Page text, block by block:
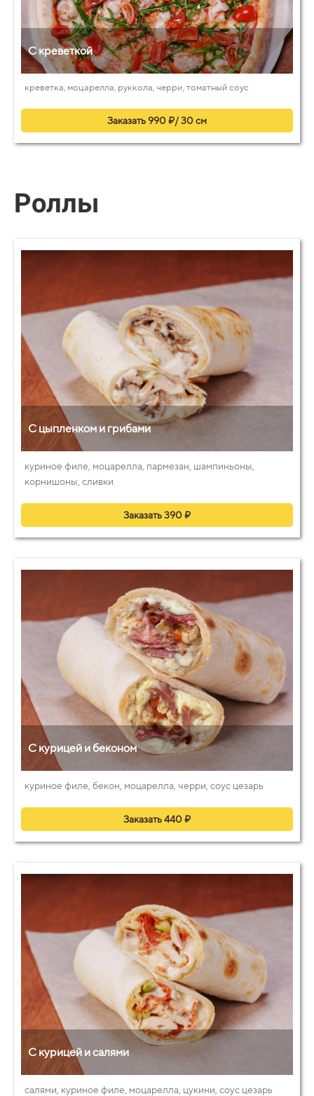
С креветкой
креветка, моцарелла, руккола, черри, томатный соус
Заказать 990 ₽/ 30 см
Роллы
С цыпленком и грибами
куриное филе, моцарелла, пармезан, шампиньоны,
корнишоны, сливки
Заказать 390 ₽
С курицей и беконом
куриное филе, бекон, моцарелла, черри, соус цезарь
Заказать 440 ₽
С курицей и салями
салями, куриное филе, моцарелла, цукини, соус цезарь